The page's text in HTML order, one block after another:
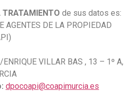
TRATAMIENTO de sus datos es:
AGENTES DE LA PROPIEDAD
ENRIQUE VILLAR BAS , 13 – 1º A,
dpocoapi@coapimurcia.es